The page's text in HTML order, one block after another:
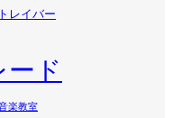
レイバー
ド
楽教室